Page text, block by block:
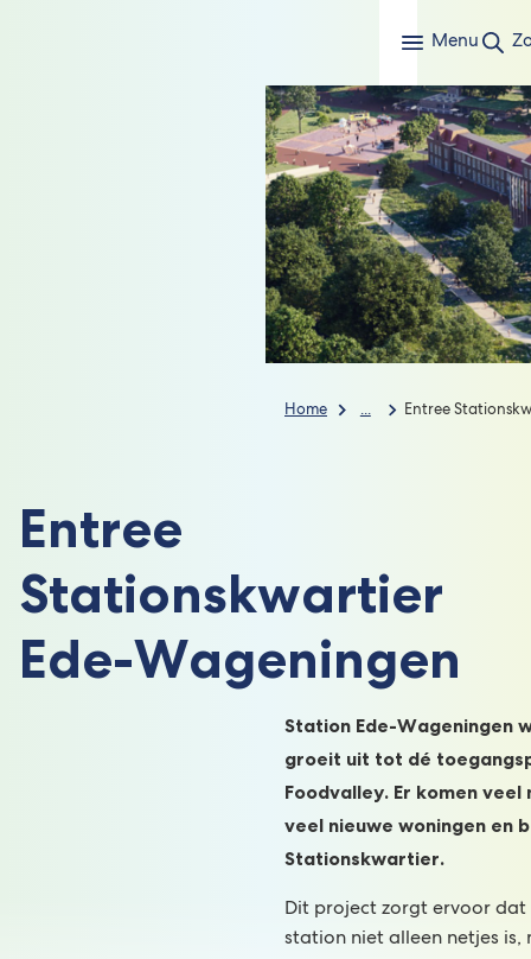
Menu
Home ... Entree
Entree
Stationskwartier
Ede-Wageningen
Station Ede-Wageningen
groeit uit tot dé
Foodvalley. Er komen
veel nieuwe woningen en
Stationskwartier.
Dit project zorgt ervoor
station niet alleen netjes is,